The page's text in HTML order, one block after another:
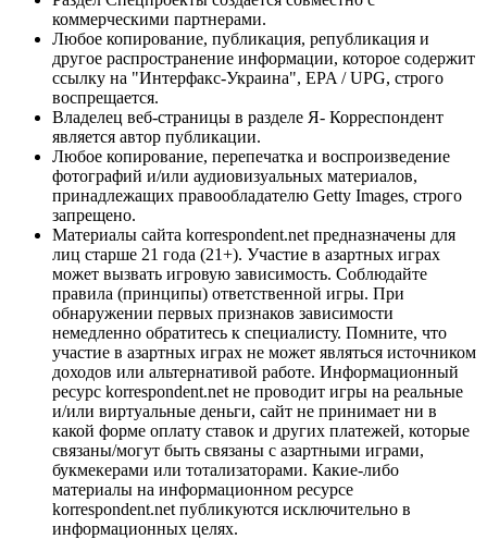
коммерческими партнерами.
Любое копирование, публикация, републикация и
другое распространение информации, которое содержит
ссылку на "Интерфакс-Украина", EPA / UPG, строго
воспрещается.
Владелец веб-страницы в разделе Я- Корреспондент
является автор публикации.
Любое копирование, перепечатка и воспроизведение
фотографий и/или аудиовизуальных материалов,
принадлежащих правообладателю Getty Images, строго
запрещено.
Материалы сайта korrespondent.net предназначены для
лиц старше 21 года (21+). Участие в азартных играх
может вызвать игровую зависимость. Соблюдайте
правила (принципы) ответственной игры. При
обнаружении первых признаков зависимости
немедленно обратитесь к специалисту. Помните, что
участие в азартных играх не может являться источником
доходов или альтернативой работе. Информационный
ресурс korrespondent.net не проводит игры на реальные
и/или виртуальные деньги, сайт не принимает ни в
какой форме оплату ставок и других платежей, которые
связаны/могут быть связаны с азартными играми,
букмекерами или тотализаторами. Какие-либо
материалы на информационном ресурсе
korrespondent.net публикуются исключительно в
информационных целях.